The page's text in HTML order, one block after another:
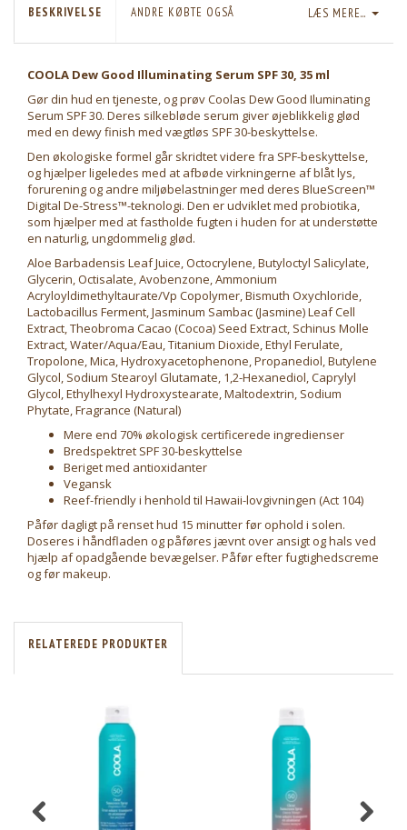
LÆS MERE...
BESKRIVELSE ANDRE KØBTE OGSÅ
COOLA Dew Good Illuminating Serum SPF 30, 35 ml
Gør din hud en tjeneste, og prøv Coolas Dew Good Iluminating
Serum SPF 30. Deres silkebløde serum giver øjeblikkelig glød
med en dewy finish med vægtløs SPF 30-beskyttelse.
Den økologiske formel går skridtet videre fra SPF-beskyttelse,
og hjælper ligeledes med at afbøde virkningerne af blåt lys,
forurening og andre miljøbelastninger med deres BlueScreen™
Digital De-Stress™-teknologi. Den er udviklet med probiotika,
som hjælper med at fastholde fugten i huden for at understøtte
en naturlig, ungdommelig glød.
Aloe Barbadensis Leaf Juice, Octocrylene, Butyloctyl Salicylate,
Glycerin, Octisalate, Avobenzone, Ammonium
Acryloyldimethyltaurate/Vp Copolymer, Bismuth Oxychloride,
Lactobacillus Ferment, Jasminum Sambac (Jasmine) Leaf Cell
Extract, Theobroma Cacao (Cocoa) Seed Extract, Schinus Molle
Extract, Water/Aqua/Eau, Titanium Dioxide, Ethyl Ferulate,
Tropolone, Mica, Hydroxyacetophenone, Propanediol, Butylene
Glycol, Sodium Stearoyl Glutamate, 1,2-Hexanediol, Caprylyl
Glycol, Ethylhexyl Hydroxystearate, Maltodextrin, Sodium
Phytate, Fragrance (Natural)
Mere end 70% økologisk certificerede ingredienser
Bredspektret SPF 30-beskyttelse
Beriget med antioxidanter
Vegansk
Reef-friendly i henhold til Hawaii-lovgivningen (Act 104)
Påfør dagligt på renset hud 15 minutter før ophold i solen.
Doseres i håndfladen og påføres jævnt over ansigt og hals ved
hjælp af opadgående bevægelser. Påfør efter fugtighedscreme
og før makeup.
RELATEREDE PRODUKTER